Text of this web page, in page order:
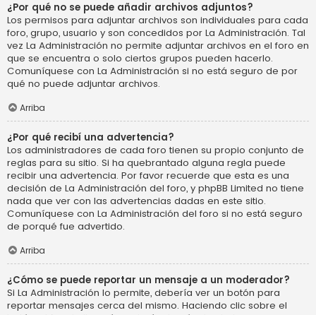
¿Por qué no se puede añadir archivos adjuntos?
Los permisos para adjuntar archivos son individuales para cada
foro, grupo, usuario y son concedidos por La Administración. Tal
vez La Administración no permite adjuntar archivos en el foro en
que se encuentra o solo ciertos grupos pueden hacerlo.
Comuníquese con La Administración si no está seguro de por
qué no puede adjuntar archivos.
Arriba
¿Por qué recibí una advertencia?
Los administradores de cada foro tienen su propio conjunto de
reglas para su sitio. Si ha quebrantado alguna regla puede
recibir una advertencia. Por favor recuerde que esta es una
decisión de La Administración del foro, y phpBB Limited no tiene
nada que ver con las advertencias dadas en este sitio.
Comuníquese con La Administración del foro si no está seguro
de porqué fue advertido.
Arriba
¿Cómo se puede reportar un mensaje a un moderador?
Si La Administración lo permite, debería ver un botón para
reportar mensajes cerca del mismo. Haciendo clic sobre el